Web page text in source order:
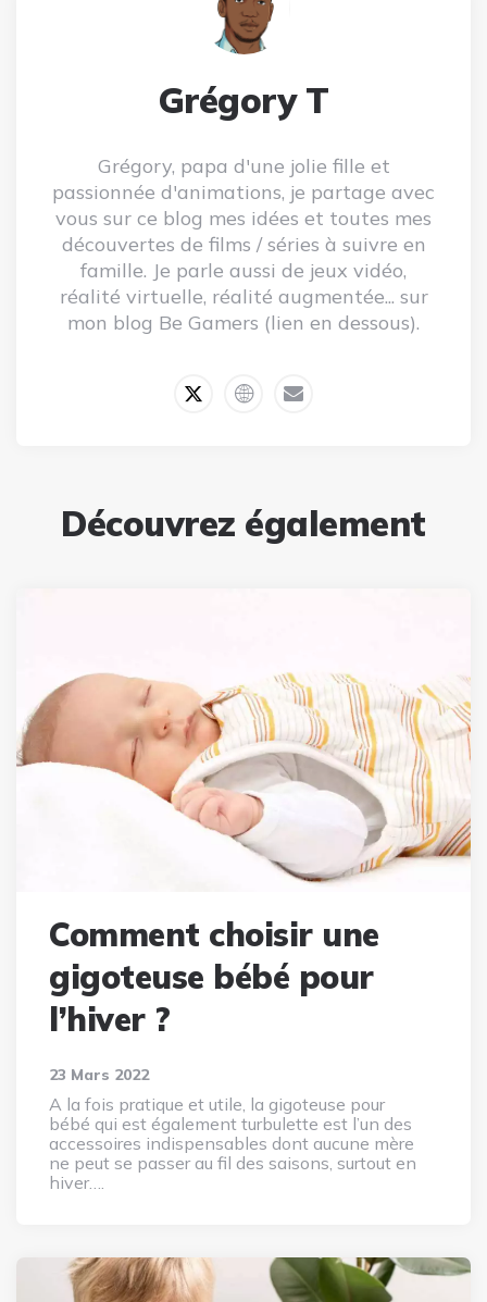
Grégory T
Grégory, papa d'une jolie fille et
passionnée d'animations, je partage avec
vous sur ce blog mes idées et toutes mes
découvertes de films / séries à suivre en
famille. Je parle aussi de jeux vidéo,
réalité virtuelle, réalité augmentée... sur
mon blog Be Gamers (lien en dessous).
Découvrez également
Comment choisir une
gigoteuse bébé pour
l’hiver ?
23 Mars 2022
A la fois pratique et utile, la gigoteuse pour
bébé qui est également turbulette est l’un des
accessoires indispensables dont aucune mère
ne peut se passer au fil des saisons, surtout en
hiver….